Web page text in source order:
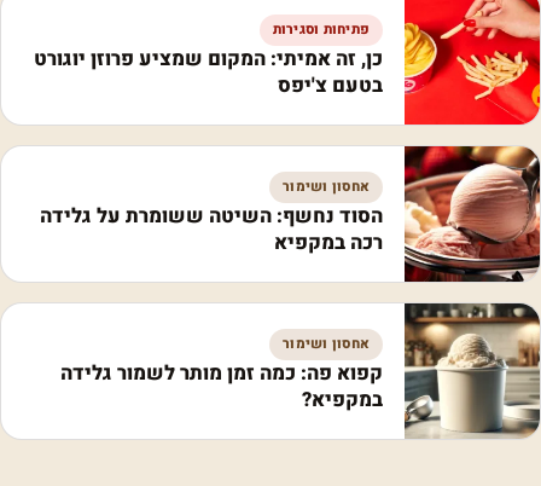
פתיחות וסגירות
כן, זה אמיתי: המקום שמציע פרוזן יוגורט
בטעם צ'יפס
אחסון ושימור
הסוד נחשף: השיטה ששומרת על גלידה
רכה במקפיא
אחסון ושימור
קפוא פה: כמה זמן מותר לשמור גלידה
במקפיא?